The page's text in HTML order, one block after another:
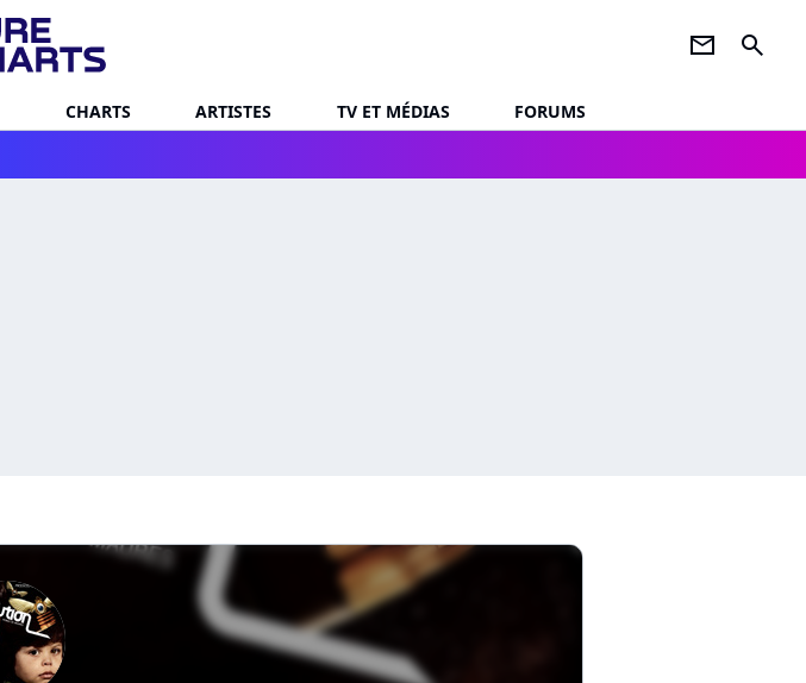
newsletter search
CHARTS ARTISTES TV ET MÉDIAS
FORUMS